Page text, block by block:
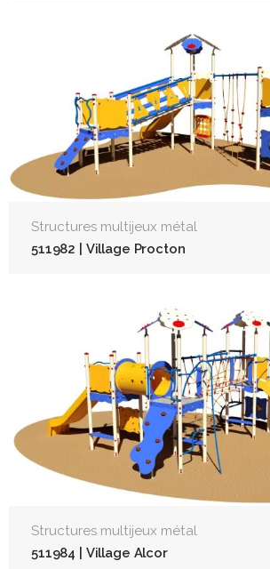
Structures multijeux métal
511982 | Village Procton
Structures multijeux métal
511984 | Village Alcor